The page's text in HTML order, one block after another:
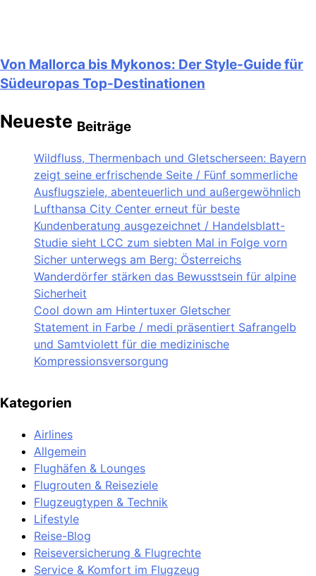
Von Mallorca bis Mykonos: Der Style-Guide für
Südeuropas Top-Destinationen
Neueste Beiträge
Wildfluss, Thermenbach und Gletscherseen: Bayern
zeigt seine erfrischende Seite / Fünf sommerliche
Ausflugsziele, abenteuerlich und außergewöhnlich
Lufthansa City Center erneut für beste
Kundenberatung ausgezeichnet / Handelsblatt-
Studie sieht LCC zum siebten Mal in Folge vorn
Sicher unterwegs am Berg: Österreichs
Wanderdörfer stärken das Bewusstsein für alpine
Sicherheit
Cool down am Hintertuxer Gletscher
Statement in Farbe / medi präsentiert Safrangelb
und Samtviolett für die medizinische
Kompressionsversorgung
Kategorien
Airlines
Allgemein
Flughäfen & Lounges
Flugrouten & Reiseziele
Flugzeugtypen & Technik
Lifestyle
Reise-Blog
Reiseversicherung & Flugrechte
Service & Komfort im Flugzeug